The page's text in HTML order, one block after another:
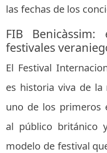
las fechas de los
FIB
festivales
El Festival
es historia viva de la
uno de los primeros
al público británico
modelo de festival